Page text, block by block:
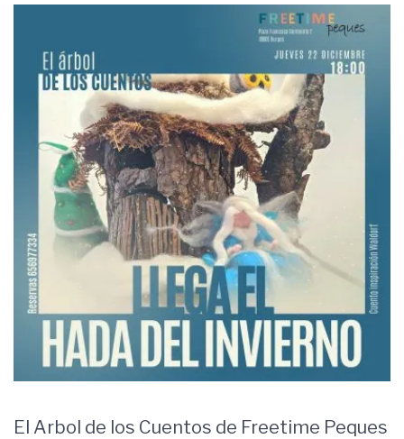
El Arbol de los Cuentos de Freetime Peques